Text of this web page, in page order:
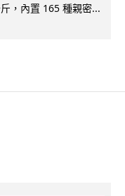
，內置 165 種親密...